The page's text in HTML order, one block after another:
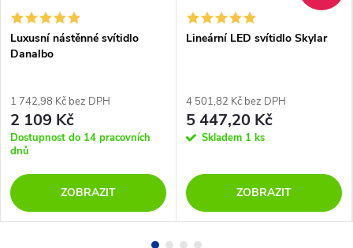
Luxusní nástěnné svítidlo
Danalbo
1 742,98 Kč bez DPH
2 109 Kč
Dostupnost do 14 pracovních
dnů
ZOBRAZIT
Lineární LED svítidlo Skylar
4 501,82 Kč bez DPH
5 447,20 Kč
Skladem 1 ks
ZOBRAZIT